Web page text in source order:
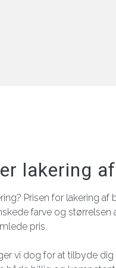
lakering
Prisen for lakering
farve og
pris.
vi dog for at tilbyde